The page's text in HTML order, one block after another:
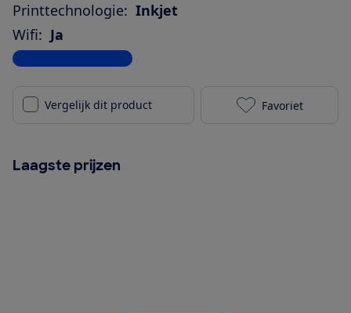
Printtechnologie: Inkjet
Wifi: Ja
Bekijk alle specificaties
Vergelijk dit product Epson
Favoriet
Laagste prijzen